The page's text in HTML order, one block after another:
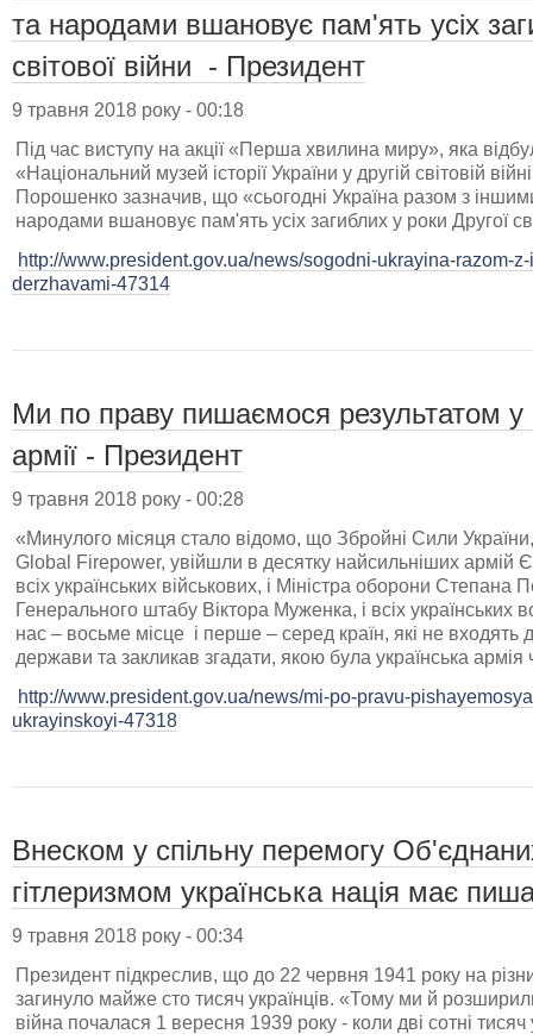
та народами вшановує пам'ять усіх
світової війни - Президент
9 травня 2018 року - 00:18
Під час виступу на акції «Перша хвилина миру», яка
«Національний музей історії України у другій світовій
Порошенко зазначив, що «сьогодні Україна разом з
народами вшановує пам'ять усіх загиблих у роки Другої
http://www.president.gov.ua/news/sogodni-ukrayina-razom-
derzhavami-47314
Ми по праву пишаємося результатом у
армії - Президент
9 травня 2018 року - 00:28
«Минулого місяця стало відомо, що Збройні Сили
Global Firepower, увійшли в десятку найсильніших армій
всіх українських військових, і Міністра оборони Степана
Генерального штабу Віктора Муженка, і всіх українських
нас – восьме місце і перше – серед країн, які не
держави та закликав згадати, якою була українська армія
http://www.president.gov.ua/news/mi-po-pravu-
ukrayinskoyi-47318
Внеском у спільну перемогу
гітлеризмом українська нація має
9 травня 2018 року - 00:34
Президент підкреслив, що до 22 червня 1941 року на
загинуло майже сто тисяч українців. «Тому ми й
війна почалася 1 вересня 1939 року - коли дві сотні тисяч